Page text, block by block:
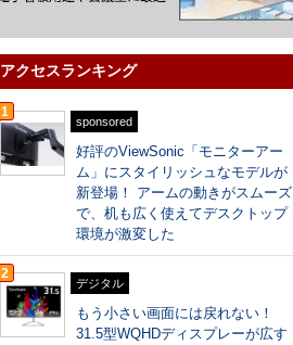
アクセスランキング
1
sponsored
好評のViewSonic「モニターアー
ム」にスタイリッシュなモデルが
新登場！ アームの動きがスムーズ
で、机も広く使えてデスクトップ
環境が激変した
2
デジタル
もう小さい画面には戻れない！
31.5型WQHDディスプレーが広す